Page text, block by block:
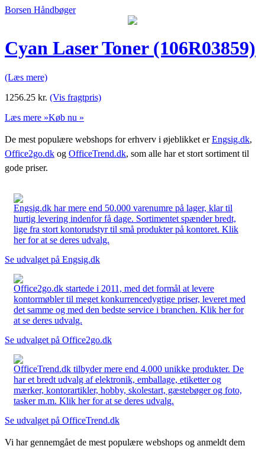
Borsen Håndbøger
Cyan Laser Toner (106R03859)
(Læs mere)
1256.25 kr. (Vis fragtpris)
Læs mere »Køb nu »
De mest populære webshops for erhverv i øjeblikket erEngsig.dk,
Office2go.dk og OfficeTrend.dk, som alle har et stort sortiment til
gode priser.
Engsig.dk har mere end 50.000 varenumre på lager, klar til
hurtig levering indenfor få dage. Sortimentet spænder bredt,
lige fra stort kontorudstyr til små produkter på kontoret. Klik
her for at se deres udvalg.
Se udvalget på Engsig.dk
Office2go.dk startede i 2011, med det formål at levere
kontormøbler til meget konkurrencedygtige priser, leveret med
det samme og med den bedste service i branchen. Klik her for
at se deres udvalg.
Se udvalget på Office2go.dk
OfficeTrend.dk tilbyder mere end 4.000 unikke produkter. De
har et bredt udvalg af elektronik, emballage, etiketter og
mærker, kontorartikler, hobby, skolestart, gæstebøger og foto,
tasker m.m. Klik her for at se deres udvalg.
Se udvalget på OfficeTrend.dk
Vi har gennemgået de mest populære webshops og anmeldt dem